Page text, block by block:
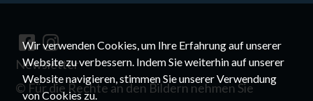
Newsletter
©Für die Rechte an den Bildern nehmen Sie
Wir verwenden Cookies, um Ihre Erfahrung auf unserer
Website zu verbessern. Indem Sie weiterhin auf unserer
Website navigieren, stimmen Sie unserer Verwendung
von Cookies zu.